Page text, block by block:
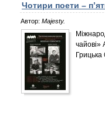
Чотири поети –
Автор: Majesty.
чайові»